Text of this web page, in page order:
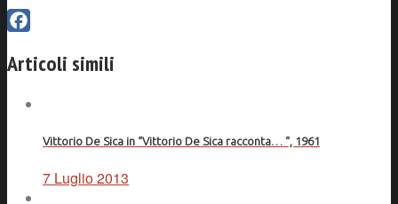
Articoli simili
Vittorio De Sica in “Vittorio De Sica racconta… “, 1961
7 Luglio 2013